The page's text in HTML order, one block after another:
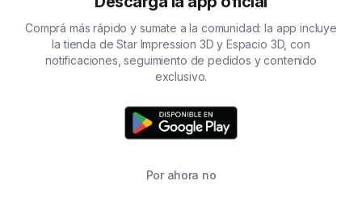
Comprá más rápido y sumate a la comunidad: la app incluye
la tienda de Star Impression 3D y Espacio 3D, con
notificaciones, seguimiento de pedidos y contenido
exclusivo.
Por ahora no